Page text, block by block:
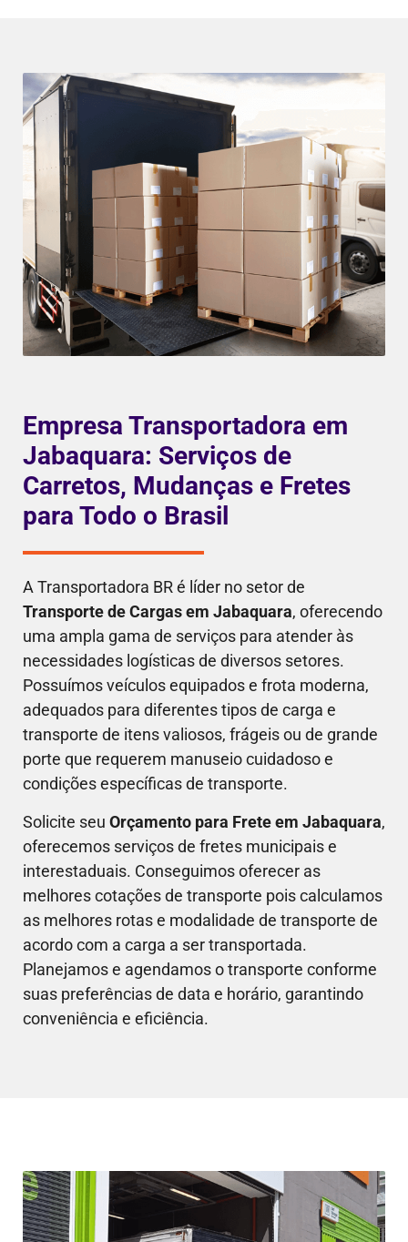
Empresa Transportadora em
Jabaquara: Serviços de
Carretos, Mudanças e Fretes
para Todo o Brasil
A Transportadora BR é líder no setor de
Transporte de Cargas em Jabaquara, oferecendo
uma ampla gama de serviços para atender às
necessidades logísticas de diversos setores.
Possuímos veículos equipados e frota moderna,
adequados para diferentes tipos de carga e
transporte de itens valiosos, frágeis ou de grande
porte que requerem manuseio cuidadoso e
condições específicas de transporte.
Solicite seu Orçamento para Frete em Jabaquara,
oferecemos serviços de fretes municipais e
interestaduais. Conseguimos oferecer as
melhores cotações de transporte pois calculamos
as melhores rotas e modalidade de transporte de
acordo com a carga a ser transportada.
Planejamos e agendamos o transporte conforme
suas preferências de data e horário, garantindo
conveniência e eficiência.